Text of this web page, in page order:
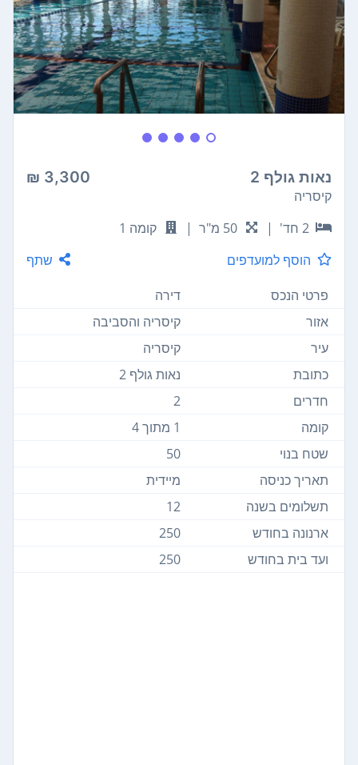
נאות גולף 2 3,300 ₪
קיסריה
2 חד'
| 50 מ"ר |
קומה 1
הוסף למועדפים
שתף
פרטי הנכס
דירה
אזור
קיסריה והסביבה
עיר
קיסריה
כתובת
נאות גולף 2
חדרים
2
קומה
1 מתוך 4
שטח בנוי
50
תאריך כניסה
מיידית
תשלומים בשנה
12
ארנונה בחודש
250
ועד בית בחודש
250